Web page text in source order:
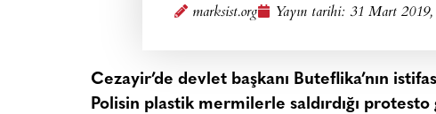
marksist.org Yayın tarihi: 31 Mart
Cezayir’de devlet başkanı Buteflika’nın
Polisin plastik mermilerle saldırdığı